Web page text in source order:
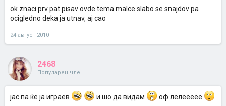
ok znaci prv pat pisav ovde tema malce slabo se snajdov pa
ocigledno deka ja utnav, aj cao
24 август 2010
2468
Популарен член
јас па ќе ја играев и шо да видам оф лелеееее